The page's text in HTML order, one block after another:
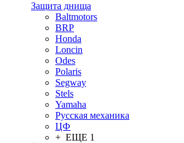
Защита днища
Baltmotors
BRP
Honda
Loncin
Odes
Polaris
Segway
Stels
Yamaha
Русская механика
ЦФ
+ ЕЩЕ 1